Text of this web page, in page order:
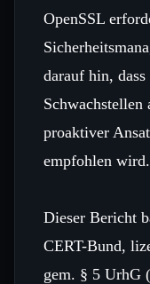
OpenSSL
darauf hin,
Schwachstellen
proaktiver
empfohlen wird.
Dieser Bericht
CERT-Bund,
gem. § 5 UrhG